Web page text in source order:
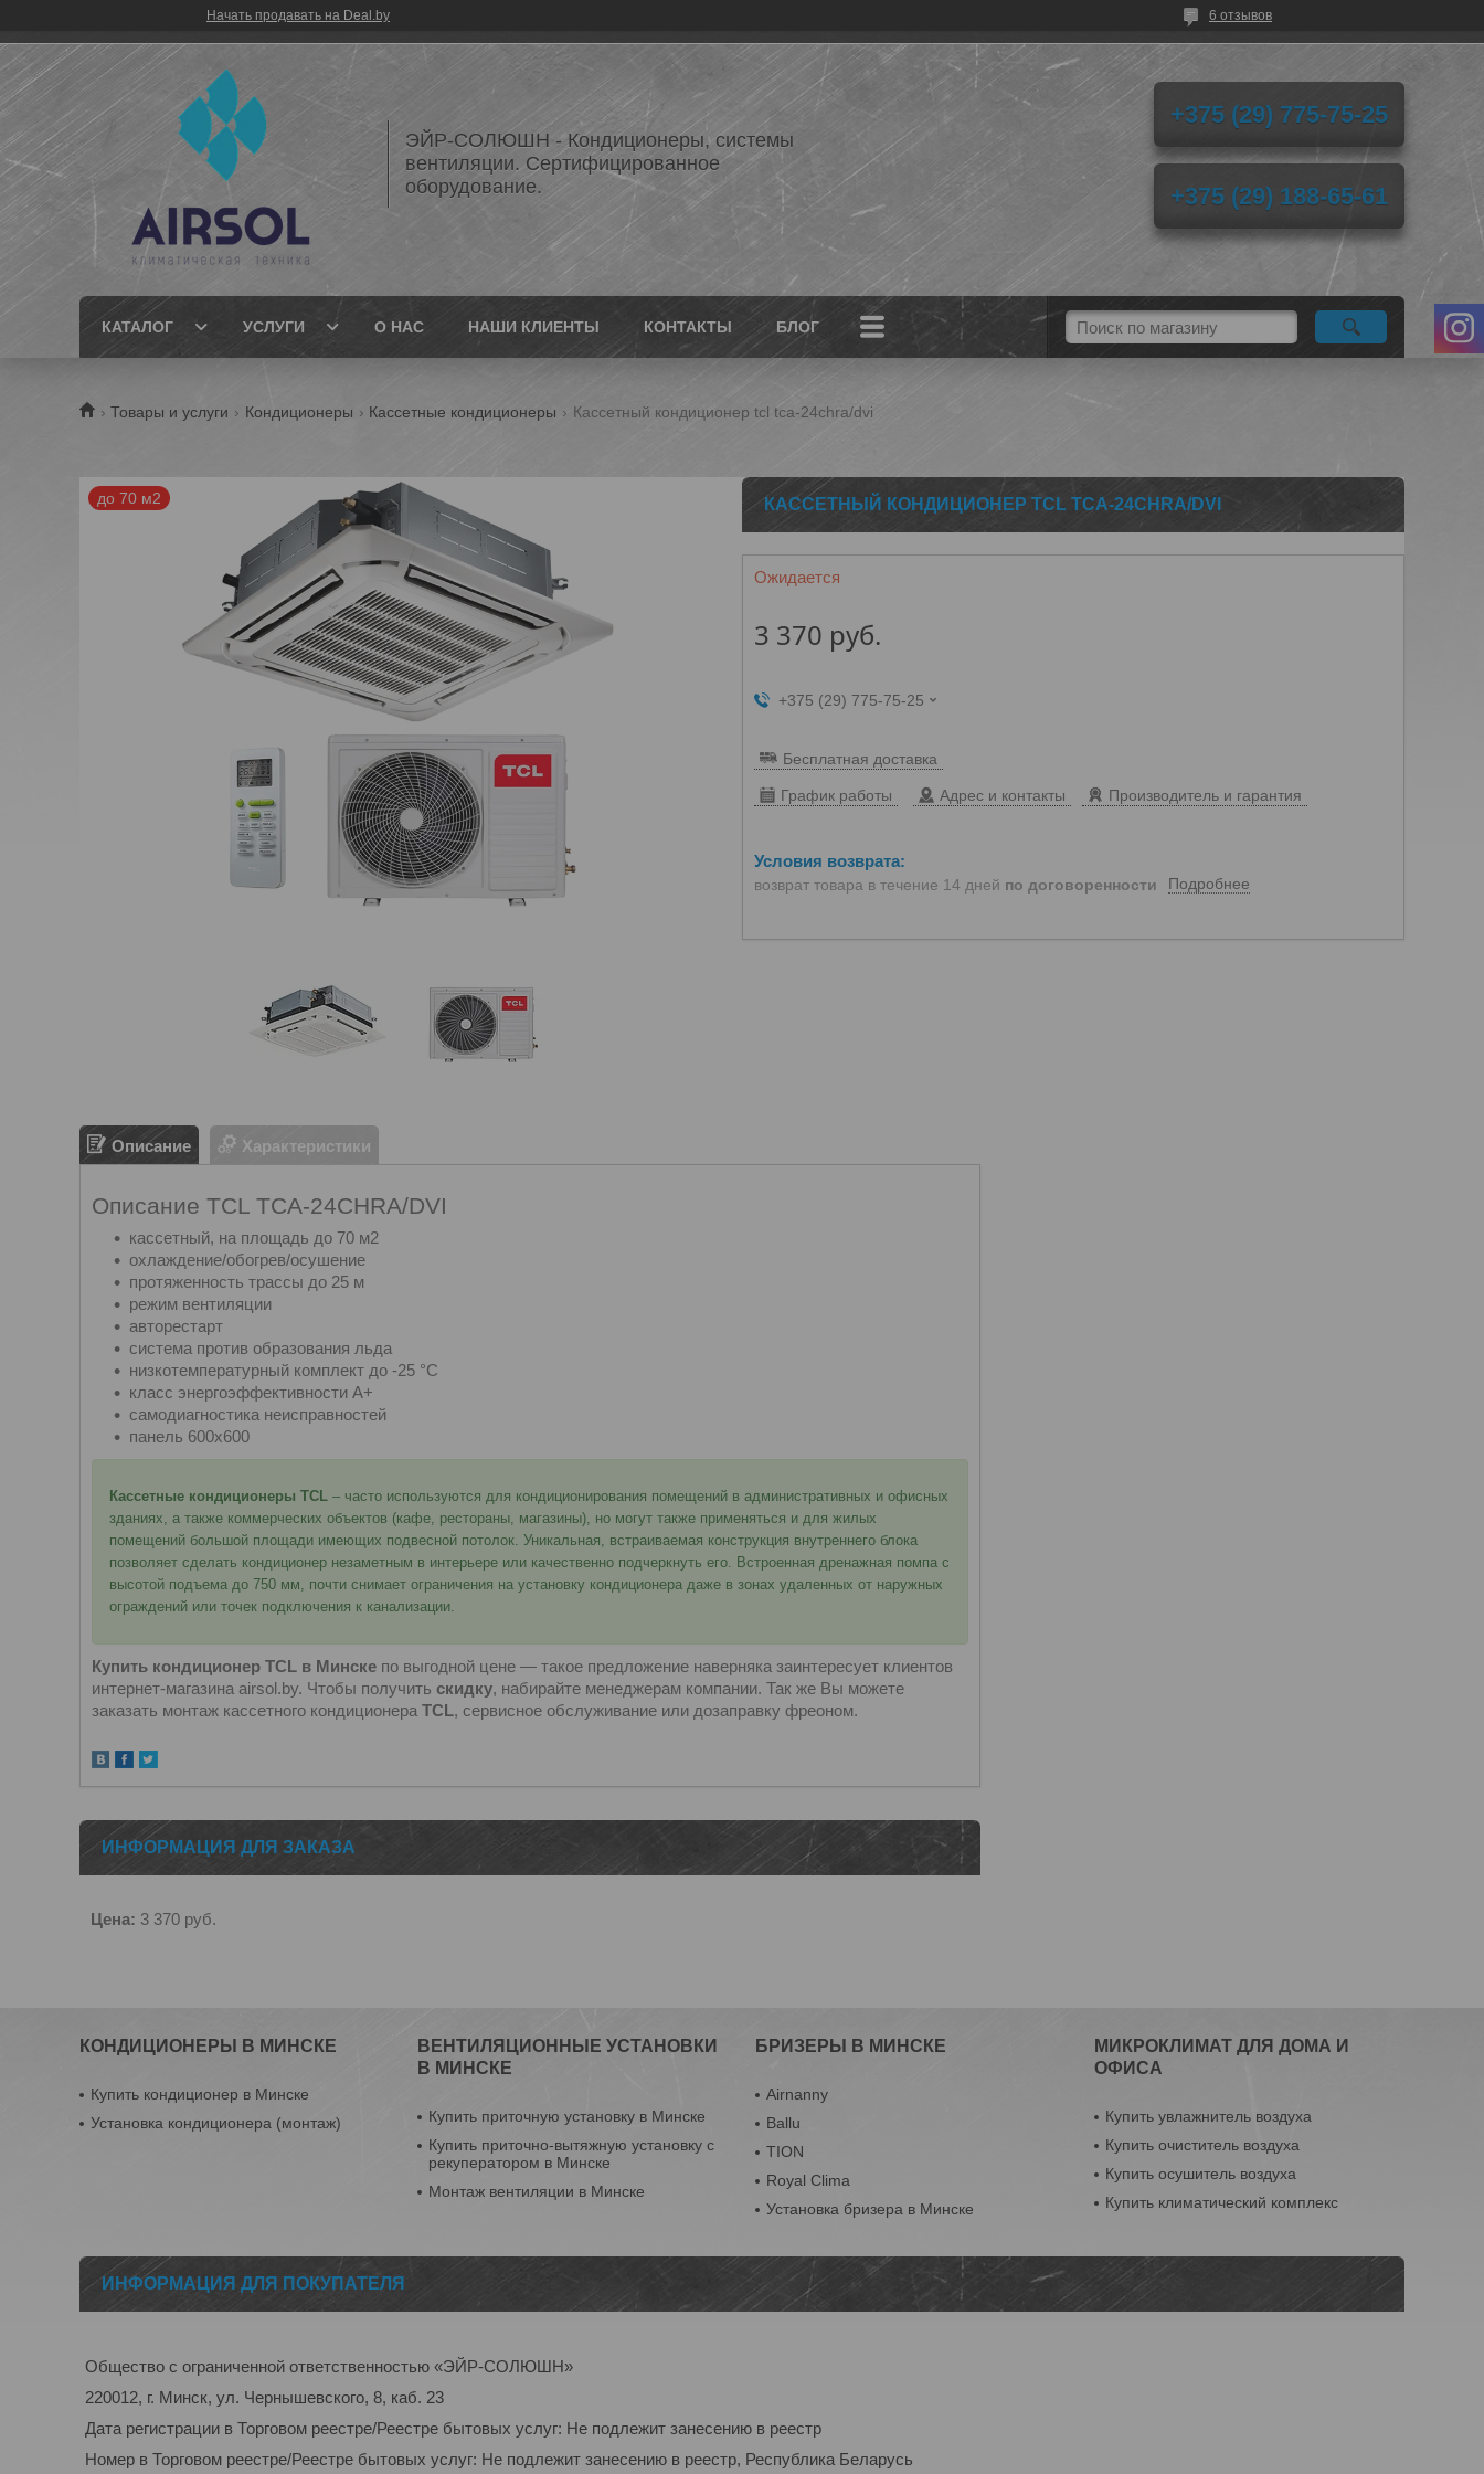
Начать продавать на Deal.by 6 отзывов
ЭЙР-СОЛЮШН - Кондиционеры, системы
вентиляции. Сертифицированное
оборудование.
+375 (29) 775-75-25
+375 (29) 188-65-61
КАТАЛОГ УСЛУГИ О НАС НАШИ КЛИЕНТЫ КОНТАКТЫ БЛОГ
Товары и услуги Кондиционеры Кассетные кондиционеры Кассетный кондиционер tcl tca-24chra/dvi
до 70 м2 КАССЕТНЫЙ КОНДИЦИОНЕР TCL TCA-24CHRA/DVI
Ожидается
3 370 руб.
+375 (29) 775-75-25
Бесплатная доставка
График работы Адрес и контакты Производитель и гарантия
возврат товара в течение 14 дней по договоренности Подробнее
Описание Характеристики
Описание TCL TCA-24CHRA/DVI
кассетный, на площадь до 70 м2
охлаждение/обогрев/осушение
протяженность трассы до 25 м
режим вентиляции
авторестарт
система против образования льда
низкотемпературный комплект до -25 °С
класс энергоэффективности А+
самодиагностика неисправностей
панель 600x600
Кассетные кондиционеры TCL – часто используются для кондиционирования помещений в административных и офисных
зданиях, а также коммерческих объектов (кафе, рестораны, магазины), но могут также применяться и для жилых
помещений большой площади имеющих подвесной потолок. Уникальная, встраиваемая конструкция внутреннего блока
позволяет сделать кондиционер незаметным в интерьере или качественно подчеркнуть его. Встроенная дренажная помпа с
высотой подъема до 750 мм, почти снимает ограничения на установку кондиционера даже в зонах удаленных от наружных
ограждений или точек подключения к канализации.
Купить кондиционер TCL в Минске по выгодной цене — такое предложение наверняка заинтересует клиентов
интернет-магазина airsol.by. Чтобы получить скидку, набирайте менеджерам компании. Так же Вы можете
заказать монтаж кассетного кондиционера TCL, сервисное обслуживание или дозаправку фреоном.
ИНФОРМАЦИЯ ДЛЯ ЗАКАЗА
Цена: 3 370 руб.
КОНДИЦИОНЕРЫ В МИНСКЕ
Купить кондиционер в Минске
Установка кондиционера (монтаж)
ВЕНТИЛЯЦИОННЫЕ УСТАНОВКИ
В МИНСКЕ
Купить приточную установку в Минске
Купить приточно-вытяжную установку с
рекуператором в Минске
Монтаж вентиляции в Минске
БРИЗЕРЫ В МИНСКЕ
Airnanny
Ballu
TION
Royal Clima
Установка бризера в Минске
МИКРОКЛИМАТ ДЛЯ ДОМА И
ОФИСА
Купить увлажнитель воздуха
Купить очиститель воздуха
Купить осушитель воздуха
Купить климатический комплекс
ИНФОРМАЦИЯ ДЛЯ ПОКУПАТЕЛЯ
Общество с ограниченной ответственностью «ЭЙР-СОЛЮШН»
220012, г. Минск, ул. Чернышевского, 8, каб. 23
Дата регистрации в Торговом реестре/Реестре бытовых услуг: Не подлежит занесению в реестр
Номер в Торговом реестре/Реестре бытовых услуг: Не подлежит занесению в реестр, Республика Беларусь